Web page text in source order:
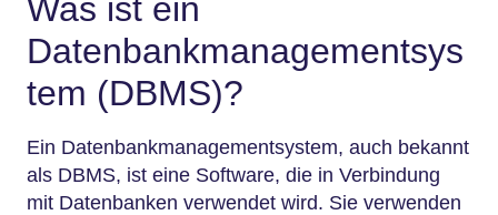
Was ist ein
Datenbankmanagementsys
tem (DBMS)?
Ein Datenbankmanagementsystem, auch bekannt
als DBMS, ist eine Software, die in Verbindung
mit Datenbanken verwendet wird. Sie verwenden